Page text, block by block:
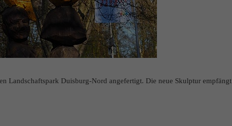
Landschaftspark Duisburg-Nord angefertigt. Die neue Skulptur empfängt